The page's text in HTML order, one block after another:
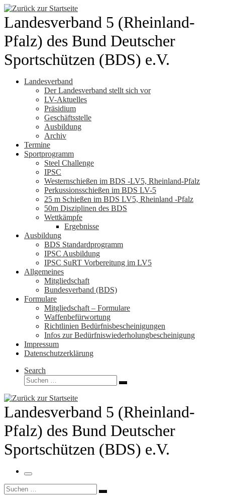
Zum
Inhalt
springen
Landesverband 5 (Rheinland-
Pfalz) des Bund Deutscher
Sportschützen (BDS) e.V.
Landesverband
Der Landesverband stellt sich vor
LV-Aktuelles
Präsidium
Geschäftsstelle
Ausbildung
Archiv
Termine
Sportprogramm
Steel Challenge
IPSC
Westernschießen im BDS -LV5, Rheinland-Pfalz
Perkussionsschießen im BDS LV-5
25 m Schießen im BDS LV5, Rheinland -Pfalz
50m Disziplinen des BDS
Wettkämpfe
Ergebnisse
Ausbildung
BDS Standardprogramm
IPSC Ausbildung
IPSC SuRT Vorbereitung im LV5
Allgemeines
Mitgliedschaft
Bundesverband (BDS)
Formulare
Mitgliedschaft – Formulare
Waffenbefürwortung
Richtlinien Bedürfnisbescheinigungen
Infos zur Bedürfniswiederholungbescheinigung
Impressum
Datenschutzerklärung
Search
Suche
Suchen …
Landesverband 5 (Rheinland-
Pfalz) des Bund Deutscher
Sportschützen (BDS) e.V.
Menü
Suche
Suchen …